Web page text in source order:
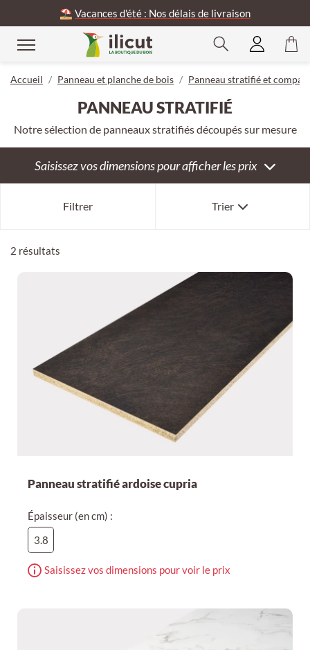
⛱️ Vacances d'été : Nos délais de livraison
Accueil Panneau et planche de bois Panneau stratifié et compact
PANNEAU STRATIFIÉ
Notre sélection de panneaux stratifiés découpés sur mesure
Saisissez vos dimensions pour afficher les prix
Filtrer Trier
Notre sélection
Prix croissant
2 résultats
Panneau stratifié ardoise cupria
Épaisseur (en cm) :
3.8
Saisissez vos dimensions pour voir le prix